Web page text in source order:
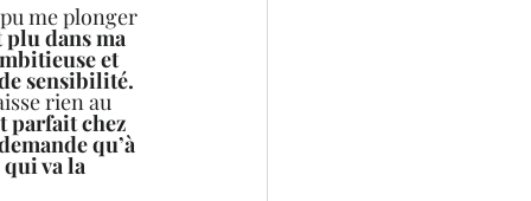
me plonger
plu dans ma
et
sensibilité.
rien au
parfait chez
qu’à
va la